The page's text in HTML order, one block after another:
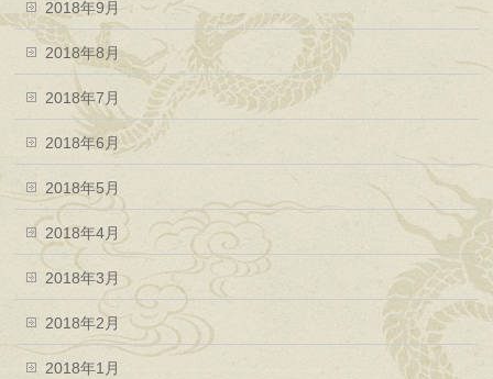
2018年9月
2018年8月
2018年7月
2018年6月
2018年5月
2018年4月
2018年3月
2018年2月
2018年1月